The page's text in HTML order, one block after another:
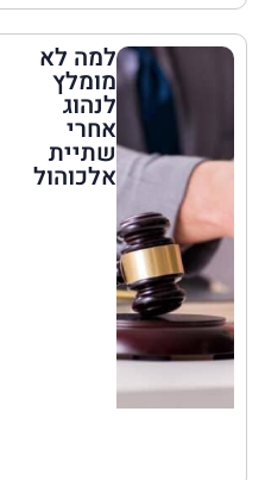
למה לא
מומלץ
לנהוג
אחרי
שתיית
אלכוהול